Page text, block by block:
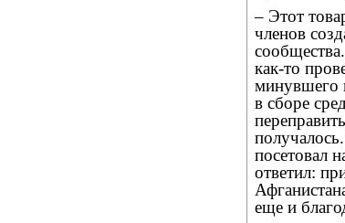
– Этот
членов
как-то
минувшего
в сборе
посетовал
ответил:
еще и